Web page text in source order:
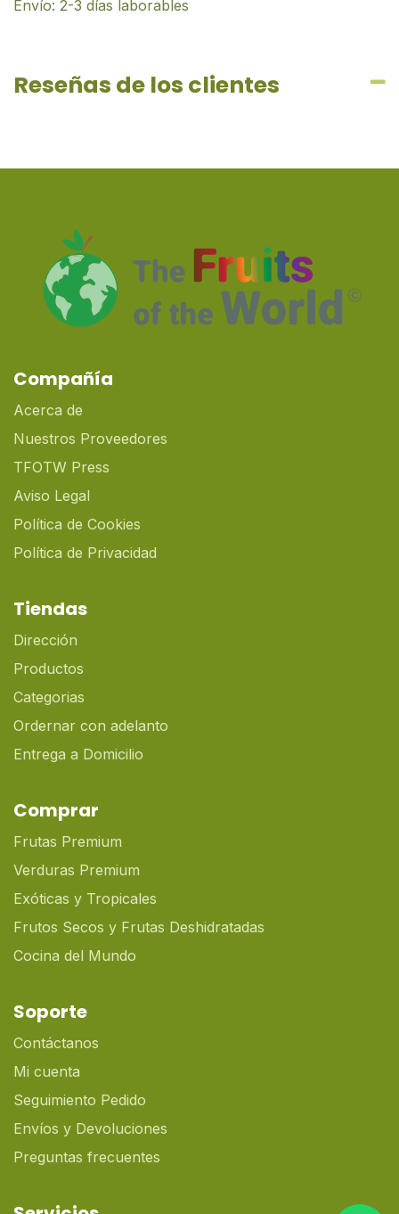
Envío: 2-3 días laborables
Reseñas de los clientes
Compañía
Acerca de
Nuestros Proveedores
TFOTW Press
Aviso Legal
Política de Cookies
Política de Privacidad
Tiendas
Dirección
Productos
Categorias
Ordernar con adelanto
Entrega a Domicilio
Comprar
Frutas Premium
Verduras Premium
Exóticas y Tropicales
Frutos Secos y Frutas Deshidratadas
Cocina del Mundo
Soporte
Contáctanos
Mi cuenta
Seguimiento Pedido
Envíos y Devoluciones
Preguntas frecuentes